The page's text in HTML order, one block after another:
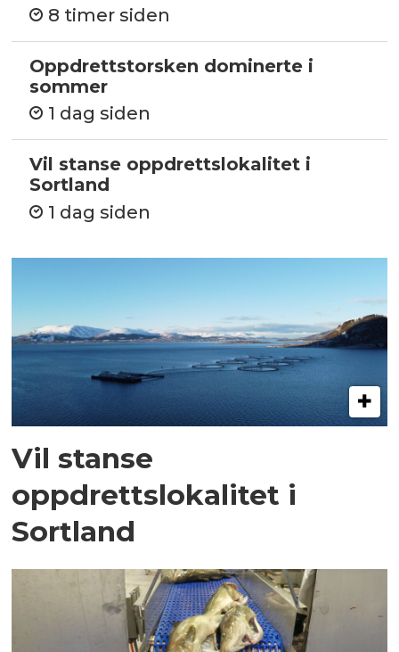
8 timer siden
Oppdrettstorsken dominerte i
sommer
1 dag siden
Vil stanse oppdrettslokalitet i
Sortland
1 dag siden
Vil stanse
oppdrettslokalitet i
Sortland